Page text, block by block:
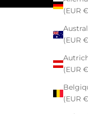
(EUR
(EUR
(EUR
(EUR